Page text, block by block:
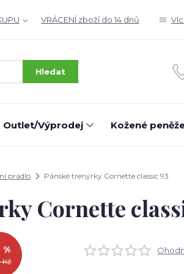
VRÁCENÍ zboží do 14 dnů
Hledat
Outlet/Výprodej Kožené
prádlo Pánské trenýrky Cornette classic 93
Cornette
Kč
%